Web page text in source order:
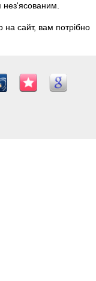
нез'ясованим.
на сайт, вам потрібно